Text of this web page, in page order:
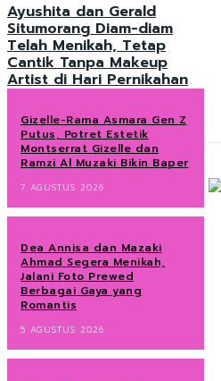
Ayushita dan Gerald
Situmorang Diam-diam
Telah Menikah, Tetap
Cantik Tanpa Makeup
Artist di Hari Pernikahan
Gizelle-Rama Asmara Gen Z
Putus, Potret Estetik
Montserrat Gizelle dan
Ramzi Al Muzaki Bikin Baper
7 AGUSTUS 2026
Dea Annisa dan Mazaki
Ahmad Segera Menikah,
Jalani Foto Prewed
Berbagai Gaya yang
Romantis
5 AGUSTUS 2026